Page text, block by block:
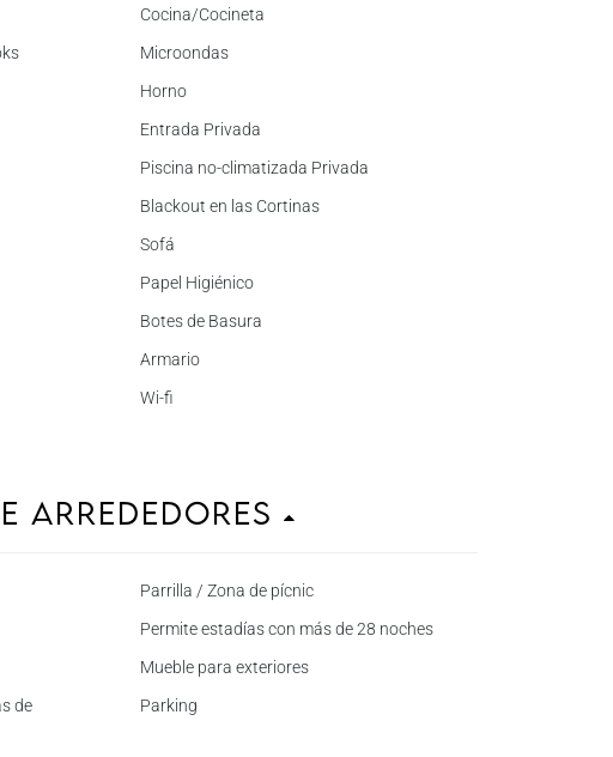
Cocina/Cocineta
Microondas
Horno
Entrada Privada
Piscina no-climatizada Privada
Blackout en las Cortinas
Sofá
Papel Higiénico
Botes de Basura
Armario
Wi-fi
Arrededores
Parrilla / Zona de pícnic
Permite estadías con más de 28 noches
Mueble para exteriores
de
Parking